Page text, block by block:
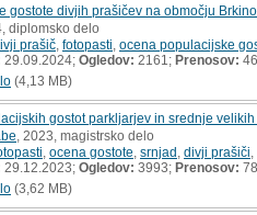
gostote divjih prašičev na območju
diplomsko delo
prašič fotopasti ocena populacijske
29.09.2024; Ogledov: 2161; Prenosov: 46
(4,13 MB)
gostot parkljarjev in srednje
, 2023, magistrsko delo
ocena gostote srnjad divji prašiči
29.12.2023; Ogledov: 3993; Prenosov: 78
(3,62 MB)